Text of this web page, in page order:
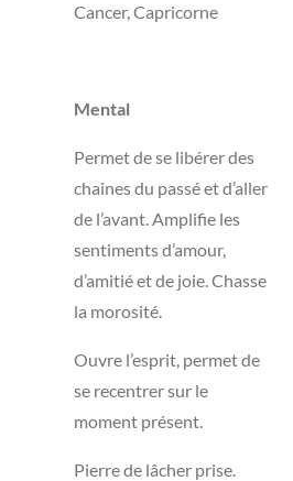
Cancer, Capricorne
Mental
Permet de se libérer des
chaines du passé et d’aller
de l’avant. Amplifie les
sentiments d’amour,
d’amitié et de joie. Chasse
la morosité.
Ouvre l’esprit, permet de
se recentrer sur le
moment présent.
Pierre de lâcher prise.